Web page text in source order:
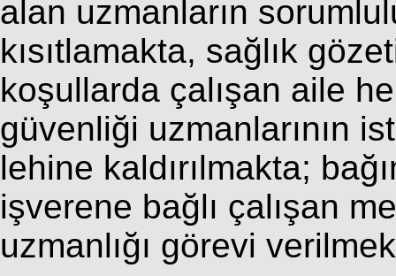
alan uzmanların
kısıtlamakta, sağlık
koşullarda çalışan aile
güvenliği uzmanlarının
lehine kaldırılmakta;
işverene bağlı çalışan
uzmanlığı görevi